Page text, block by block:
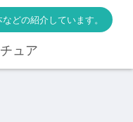
どの紹介しています。
ュア